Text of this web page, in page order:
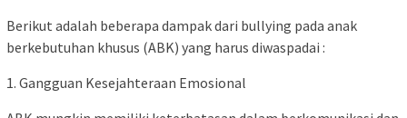
Berikut adalah beberapa dampak dari bullying pada anak
berkebutuhan khusus (ABK) yang harus diwaspadai :
1. Gangguan Kesejahteraan Emosional